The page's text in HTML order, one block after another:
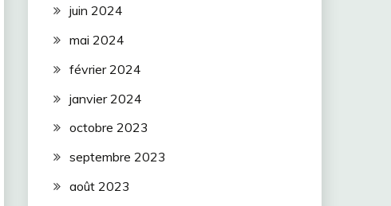
juin 2024
mai 2024
février 2024
janvier 2024
octobre 2023
septembre 2023
août 2023